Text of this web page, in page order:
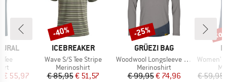
prijs
€ 55,97
MERK
ICEBREAKER
Artikel
Wave S/S Tee Stripe
Productgroep
Merinoshirt
Prijs
€ 85,95Verlaagde prijs
€ 51,57
Korting
-40%
MERK
GRÜEZI BAG
Artikel
Woodwool Longsleeve Mr. Picard
Productgroep
Merinoshirt
Prijs
€ 99,95Verlaagde prijs
€ 74,96
Korting
-25%
Artikel
Women's Loose
€ 59,95